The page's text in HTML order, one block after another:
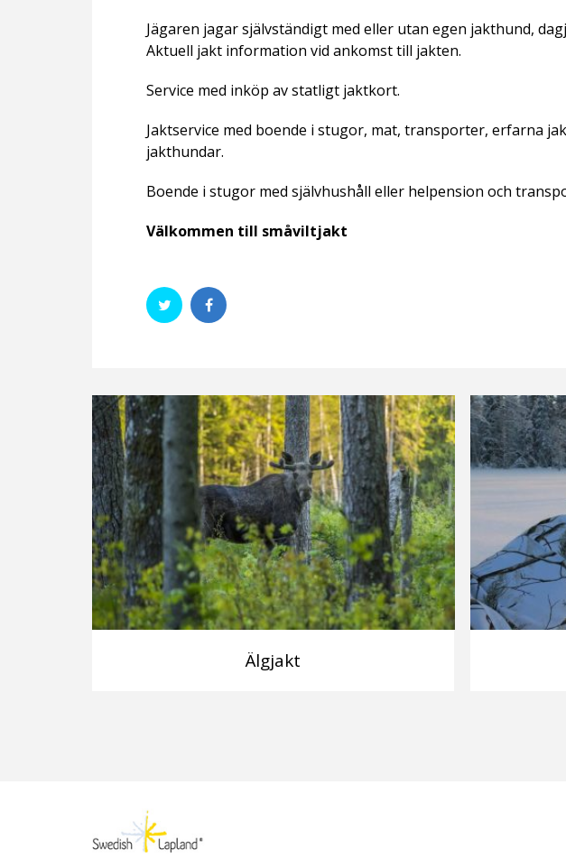
Jägaren jagar självständigt med eller utan egen jakthund,
Aktuell jakt information vid ankomst till jakten.
Service med inköp av statligt jaktkort.
Jaktservice med boende i stugor, mat, transporter, erfarna
jakthundar.
Boende i stugor med självhushåll eller helpension och
Välkommen till småviltjakt
Älgjakt